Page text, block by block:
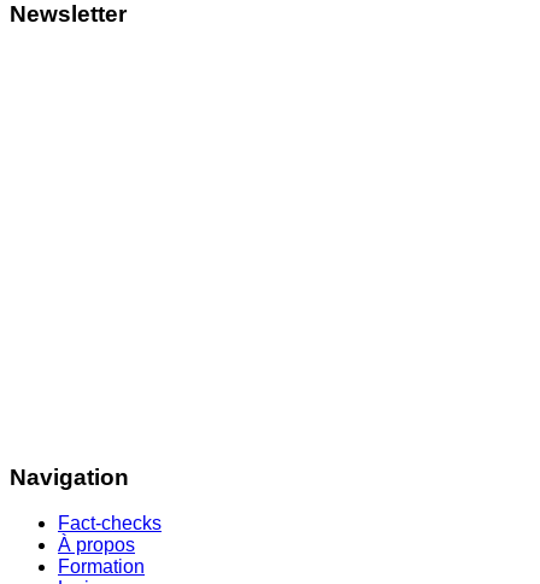
Newsletter
Navigation
Fact-checks
À propos
Formation